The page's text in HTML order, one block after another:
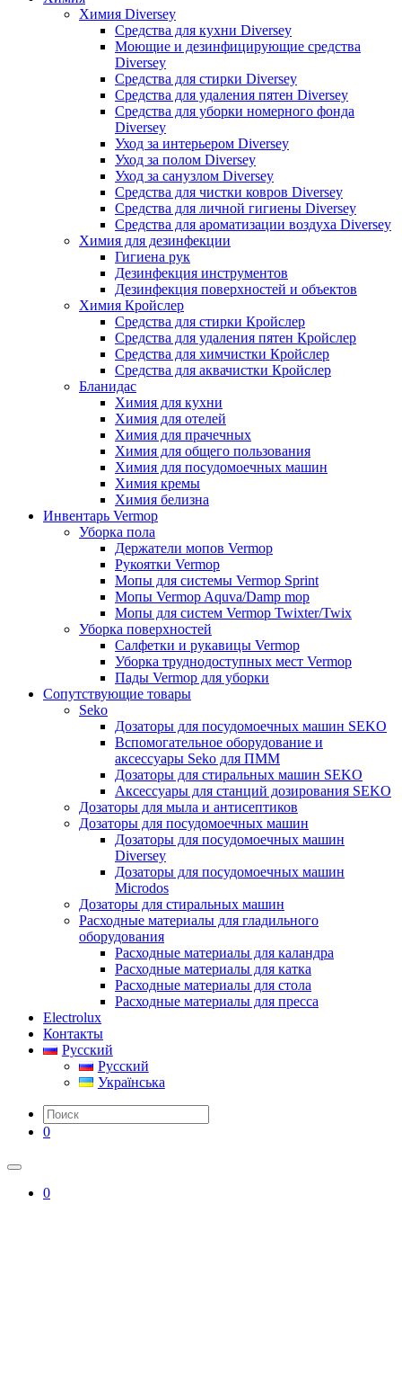
Химия Diversey
Средства для кухни Diversey
Моющие и дезинфицирующие средства
Diversey
Средства для стирки Diversey
Средства для удаления пятен Diversey
Средства для уборки номерного фонда
Diversey
Уход за интерьером Diversey
Уход за полом Diversey
Уход за санузлом Diversey
Средства для чистки ковров Diversey
Средства для личной гигиены Diversey
Средства для ароматизации воздуха Diversey
Химия для дезинфекции
Гигиена рук
Дезинфекция инструментов
Дезинфекция поверхностей и объектов
Химия Кройслер
Средства для стирки Кройслер
Средства для удаления пятен Кройслер
Средства для химчистки Кройслер
Средства для аквачистки Кройслер
Бланидас
Химия для кухни
Химия для отелей
Химия для прачечных
Химия для общего пользования
Химия для посудомоечных машин
Химия кремы
Химия белизна
Инвентарь Vermop
Уборка пола
Держатели мопов Vermop
Рукоятки Vermop
Мопы для системы Vermop Sprint
Мопы Vermop Aquva/Damp mop
Мопы для систем Vermop Twixter/Twix
Уборка поверхностей
Салфетки и рукавицы Vermop
Уборка труднодоступных мест Vermop
Пады Vermop для уборки
Сопутствующие товары
Seko
Дозаторы для посудомоечных машин SEKO
Вспомогательное оборудование и
аксессуары Seko для ПММ
Дозаторы для стиральных машин SEKO
Аксессуары для станций дозирования SEKO
Дозаторы для мыла и антисептиков
Дозаторы для посудомоечных машин
Дозаторы для посудомоечных машин
Diversey
Дозаторы для посудомоечных машин
Microdos
Дозаторы для стиральных машин
Расходные материалы для гладильного
оборудования
Расходные материалы для каландра
Расходные материалы для катка
Расходные материалы для стола
Расходные материалы для пресса
Electrolux
Контакты
Русский
Русский
Українська
0
0